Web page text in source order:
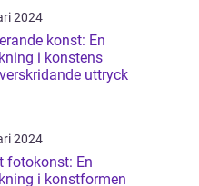
2024
konst: En
i konstens
uttryck
2024
fotokonst: En
i konstformen